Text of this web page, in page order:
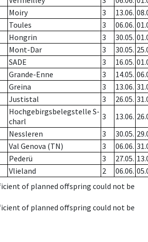
Moiry 3 13.06.
Toules 3 06.06.
Hongrin 3 30.05.
Mont-Dar 3 30.05.
SADE 3 16.05.
Grande-Enne 3 14.05.
Greina 3 13.06.
Justistal 3 26.05.
Hochgebirgsbelegstelle S-
charl
3 13.06.
Nessleren 3 30.05.
Val Genova (TN) 3 06.06.
Pederü 3 27.05.
Vlieland 2 06.06.
of planned offspring could not be
of planned offspring could not be